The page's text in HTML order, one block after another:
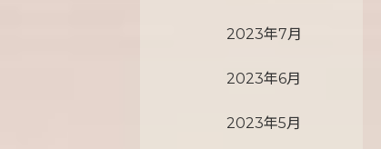
2023年7月
2023年6月
2023年5月